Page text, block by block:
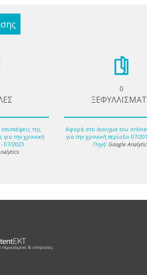
της
για την χρονική
07/2023.
.
0
Αφορά στο άνοιγμα του
για την χρονική περίοδο 07/
Πηγή: Google